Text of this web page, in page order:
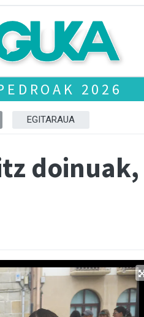
2026
EGITARAUA
doinuak,